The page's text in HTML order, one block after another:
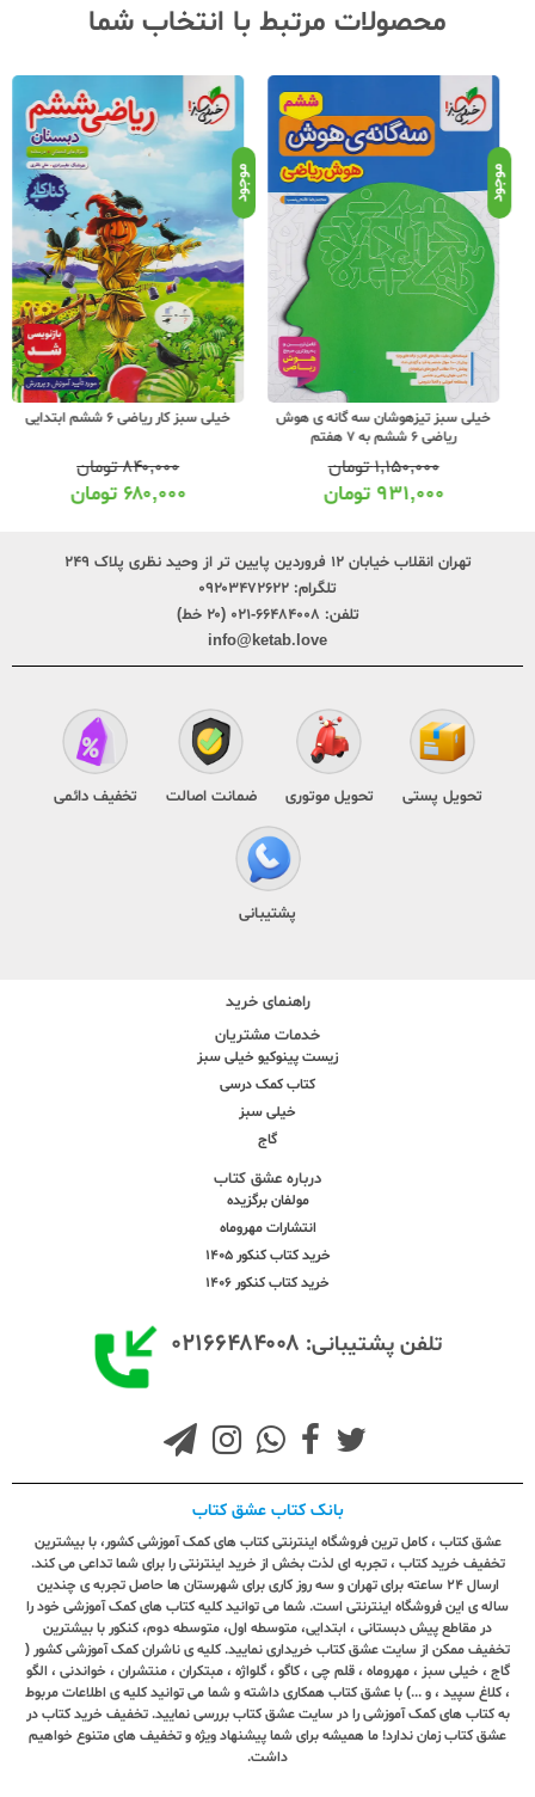
محصولات مرتبط با انتخاب شما
موجود
خیلی سبز تیزهوشان سه گانه ی هوش
ریاضی 6 ششم به 7 هفتم
۱,۱۵۰,۰۰۰تومان
۹۳۱,۰۰۰تومان
موجود
خیلی سبز کار ریاضی 6 ششم ابتدایی
۸۴۰,۰۰۰تومان
۶۸۰,۰۰۰تومان
تهران انقلاب خیابان ۱۲ فروردین پایین تر از وحید نظری پلاک ۲۴۹
تلگرام: ۰۹۲۰۳۴۷۲۶۲۲
تلفن: ۶۶۴۸۴۰۰۸-۰۲۱ (۲۰ خط)
info@ketab.love
تحویل پستی تحویل موتوری ضمانت اصالت تخفیف دائمی
پشتیبانی
راهنمای خرید
خدمات مشتریان
زیست پینوکیو خیلی سبز
کتاب کمک درسی
خیلی سبز
گاج
درباره عشق کتاب
مولفان برگزیده
انتشارات مهروماه
خرید کتاب کنکور 1405
خرید کتاب کنکور 1406
تلفن پشتیبانی: ۰۲۱۶۶۴۸۴۰۰۸
بانک کتاب عشق کتاب
عشق کتاب ، کامل ترین فروشگاه اینترنتی کتاب های کمک آموزشی کشور، با بیشترین
تخفیف خرید کتاب ، تجربه ای لذت بخش از خرید اینترنتی را برای شما تداعی می کند.
ارسال ٢٤ ساعته برای تهران و سه روز کاری برای شهرستان ها حاصل تجربه ی چندین
ساله ی این فروشگاه اینترنتی است. شما می توانید کلیه کتاب های کمک آموزشی خود را
در مقاطع پیش دبستانی ، ابتدایی، متوسطه اول، متوسطه دوم، کنکور با بیشترین
تخفیف ممکن از سایت عشق کتاب خریداری نمایید. کلیه ی ناشران کمک آموزشی کشور (
گاج ، خیلی سبز ، مهروماه ، قلم چی ، کاگو ، گلواژه ، مبتکران ، منتشران ، خواندنی ، الگو
، کلاغ سپید ، و ...) با عشق کتاب همکاری داشته و شما می توانید کلیه ی اطلاعات مربوط
به کتاب های کمک آموزشی را در سایت عشق کتاب بررسی نمایید. تخفیف خرید کتاب در
عشق کتاب زمان ندارد! ما همیشه برای شما پیشنهاد ویژه و تخفیف های متنوع خواهیم
داشت.